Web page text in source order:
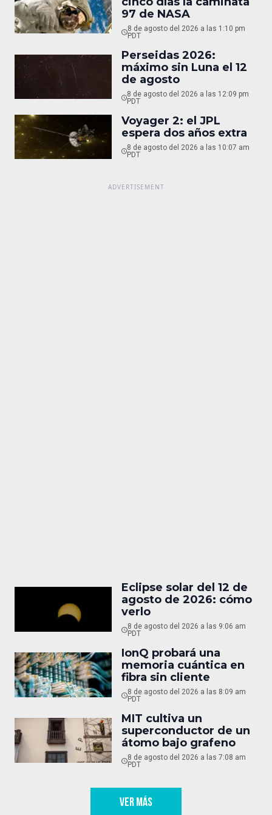
97 de NASA
8 de agosto del 2026 a las 1:10 pm
PDT
Perseidas 2026:
máximo sin Luna el 12
de agosto
8 de agosto del 2026 a las 12:09 pm
PDT
Voyager 2: el JPL
espera dos años extra
8 de agosto del 2026 a las 10:07 am
PDT
Eclipse solar del 12 de
agosto de 2026: cómo
verlo
8 de agosto del 2026 a las 9:06 am
PDT
IonQ probará una
memoria cuántica en
fibra sin cliente
8 de agosto del 2026 a las 8:09 am
PDT
MIT cultiva un
superconductor de un
átomo bajo grafeno
8 de agosto del 2026 a las 7:08 am
PDT
VER MÁS